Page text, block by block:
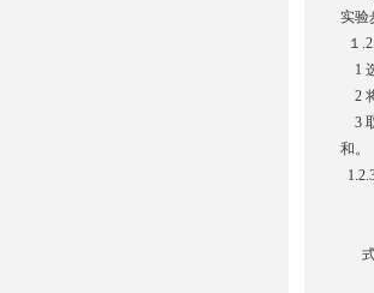
实验
１
1
2
3
和。
河
式
——